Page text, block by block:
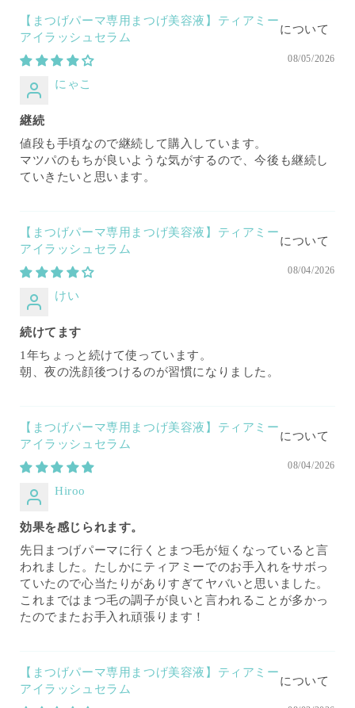
【まつげパーマ専用まつげ美容液】ティアミー
アイラッシュセラム
08/05/2026
にゃこ
継続
値段も手頃なので継続して購入しています。
マツパのもちが良いような気がするので、今後も継続し
ていきたいと思います。
【まつげパーマ専用まつげ美容液】ティアミー
アイラッシュセラム
08/04/2026
けい
続けてます
1年ちょっと続けて使っています。
朝、夜の洗顔後つけるのが習慣になりました。
【まつげパーマ専用まつげ美容液】ティアミー
アイラッシュセラム
08/04/2026
Hiroo
効果を感じられます。
先日まつげパーマに行くとまつ毛が短くなっていると言
われました。たしかにティアミーでのお手入れをサボっ
ていたので心当たりがありすぎてヤバいと思いました。
これまではまつ毛の調子が良いと言われることが多かっ
たのでまたお手入れ頑張ります！
【まつげパーマ専用まつげ美容液】ティアミー
アイラッシュセラム